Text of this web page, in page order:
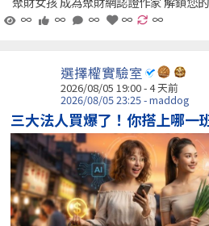
∞
∞ ∞ ∞ ∞
選擇權實驗室
2026/08/05 19:00 - 4 天前
2026/08/05 23:25 - maddog
三大法人買爆了！你搭上哪一